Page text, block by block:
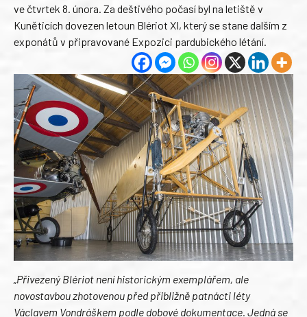
ve čtvrtek 8. února. Za deštivého počasí byl na letiště v
Kuněticích dovezen letoun Blériot XI, který se stane dalším z
exponátů v připravované Expozici pardubického létání.
„Přivezený Blériot není historickým exemplářem, ale
novostavbou zhotovenou před přibližně patnácti léty
Václavem Vondráškem podle dobové dokumentace. Jedná se